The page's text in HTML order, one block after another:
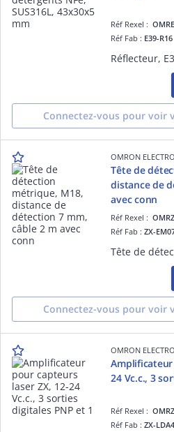
Réf Rexel :
Réf Fab : E39-R16
Connectez-vous pour voir
OMRON
Tête de
distance de
avec conn
Réf Rexel :
Réf Fab :ZX-
Connectez-vous pour voir
OMRON
Amplificateur
24 Vc.c., 3
Réf Rexel :
Réf Fab :ZX-